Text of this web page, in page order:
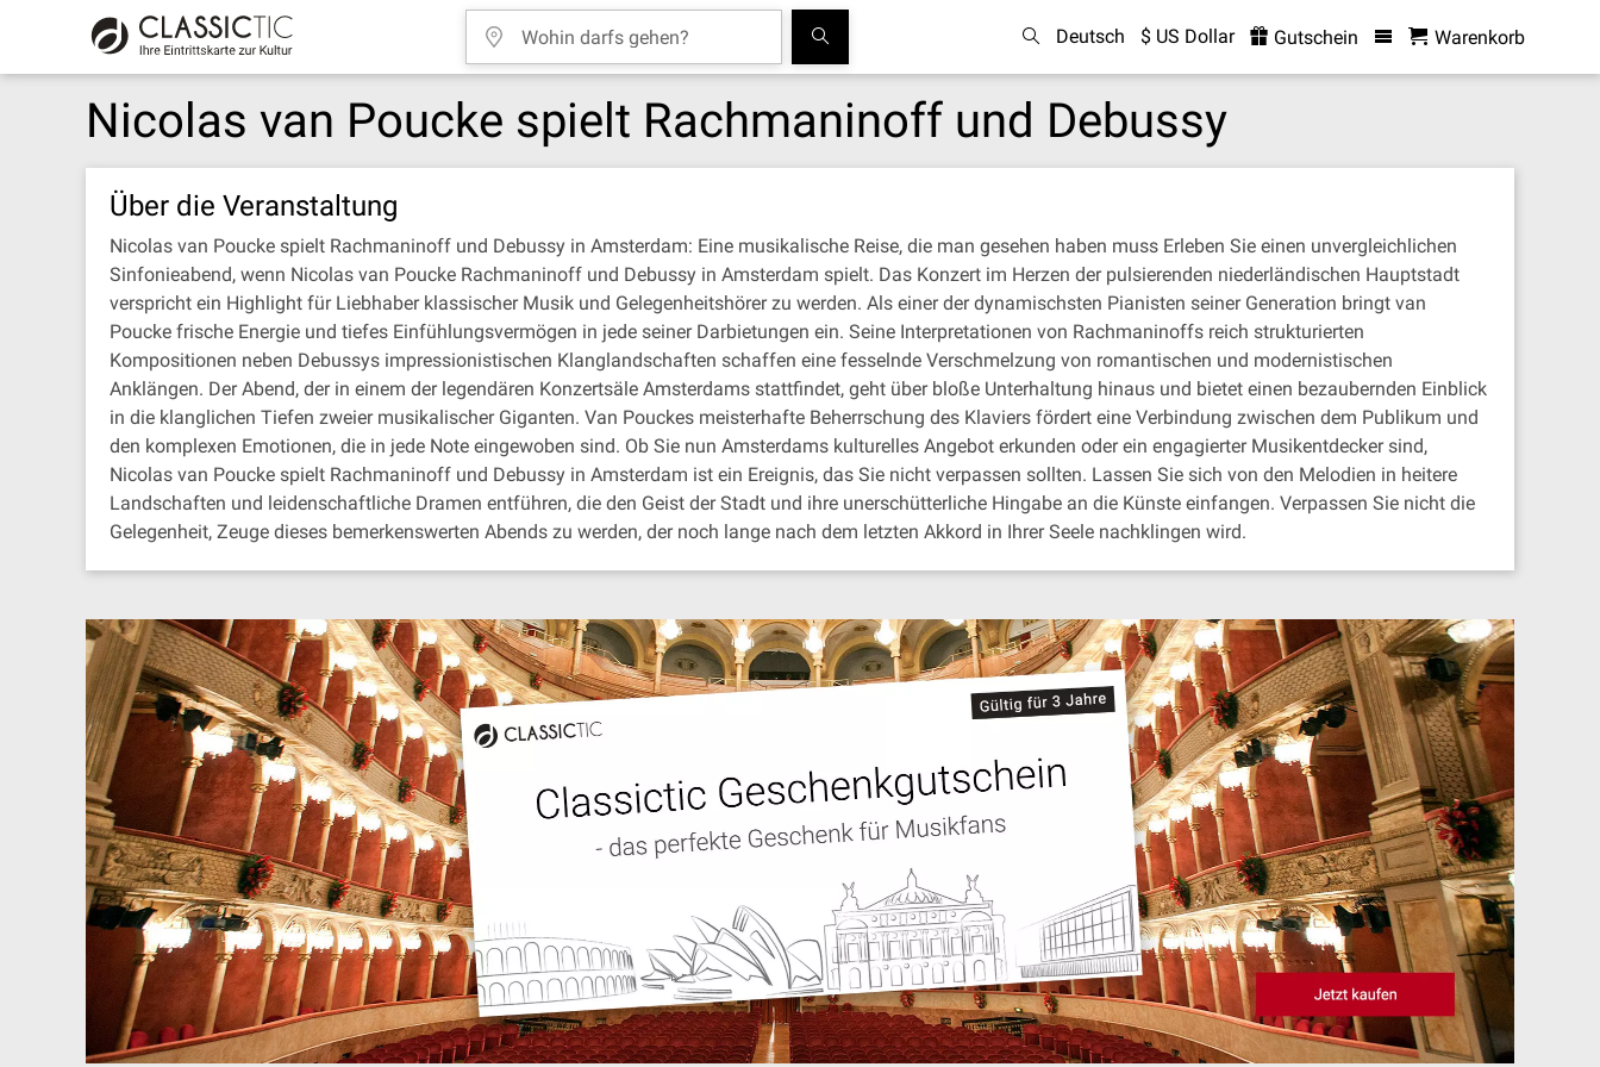
Deutsch $ US Dollar Gutschein Warenkorb
Nicolas van Poucke spielt Rachmaninoff und Debussy
Über die Veranstaltung
Nicolas van Poucke spielt Rachmaninoff und Debussy in Amsterdam: Eine musikalische Reise, die man gesehen haben muss Erleben Sie einen unvergleichlichen
Sinfonieabend, wenn Nicolas van Poucke Rachmaninoff und Debussy in Amsterdam spielt. Das Konzert im Herzen der pulsierenden niederländischen Hauptstadt
verspricht ein Highlight für Liebhaber klassischer Musik und Gelegenheitshörer zu werden. Als einer der dynamischsten Pianisten seiner Generation bringt van
Poucke frische Energie und tiefes Einfühlungsvermögen in jede seiner Darbietungen ein. Seine Interpretationen von Rachmaninoffs reich strukturierten
Kompositionen neben Debussys impressionistischen Klanglandschaften schaffen eine fesselnde Verschmelzung von romantischen und modernistischen
Anklängen. Der Abend, der in einem der legendären Konzertsäle Amsterdams stattfindet, geht über bloße Unterhaltung hinaus und bietet einen bezaubernden Einblick
in die klanglichen Tiefen zweier musikalischer Giganten. Van Pouckes meisterhafte Beherrschung des Klaviers fördert eine Verbindung zwischen dem Publikum und
den komplexen Emotionen, die in jede Note eingewoben sind. Ob Sie nun Amsterdams kulturelles Angebot erkunden oder ein engagierter Musikentdecker sind,
Nicolas van Poucke spielt Rachmaninoff und Debussy in Amsterdam ist ein Ereignis, das Sie nicht verpassen sollten. Lassen Sie sich von den Melodien in heitere
Landschaften und leidenschaftliche Dramen entführen, die den Geist der Stadt und ihre unerschütterliche Hingabe an die Künste einfangen. Verpassen Sie nicht die
Gelegenheit, Zeuge dieses bemerkenswerten Abends zu werden, der noch lange nach dem letzten Akkord in Ihrer Seele nachklingen wird.